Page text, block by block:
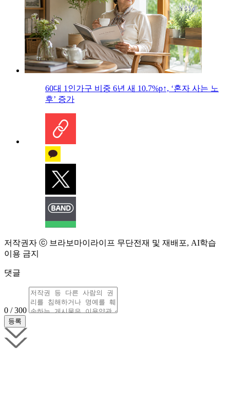
60대 1인가구 비중 6년 새 10.7%p↑, ‘혼자 사는 노
후’ 증가
저작권자 ⓒ 브라보마이라이프 무단전재 및 재배포, AI학습
이용 금지
댓글
0 / 300